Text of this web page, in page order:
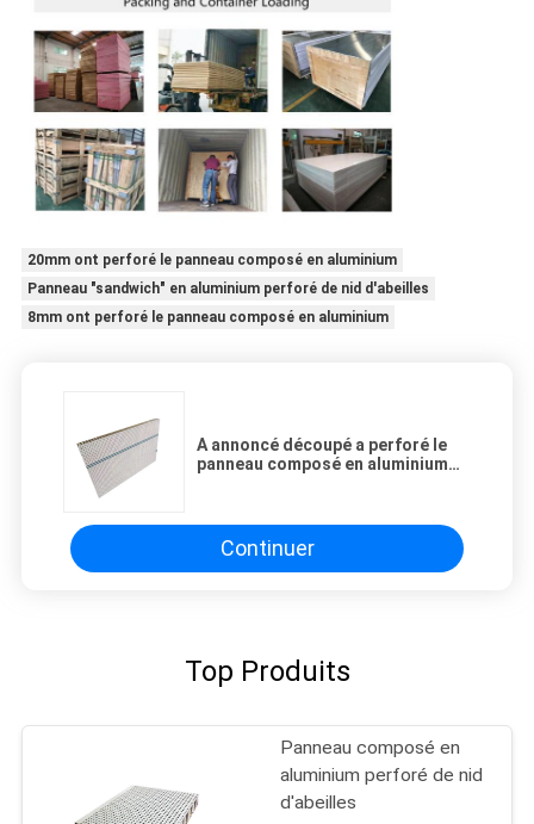
20mm ont perforé le panneau composé en aluminium
Panneau "sandwich" en aluminium perforé de nid d'abeilles
8mm ont perforé le panneau composé en aluminium
A annoncé découpé a perforé le
panneau composé en aluminium
Continuer
Top Produits
Panneau composé en
aluminium perforé de nid
d'abeilles